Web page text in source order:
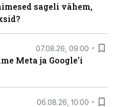
sageli vähem,
07.08.26, 09:00
Meta ja Google’i
06.08.26, 10:00